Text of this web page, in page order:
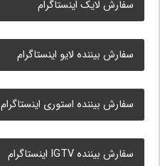
سفارش لایک اینستاگرام
سفارش بیننده لایو اینستاگرام
سفارش بیننده استوری اینستاگرام
سفارش بیننده IGTV اینستاگرام